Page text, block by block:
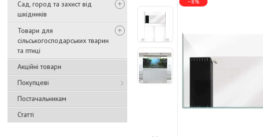
Сад, город та захист від
шкідників
Товари для
сільськогосподарських тварин
та птиці
Акційні товари
Покупцеві
Постачальникам
Статті